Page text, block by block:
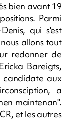
bien avant 19
Parmi
qui s'est
allons tout
redonner de
Bareigts,
candidate aux
a
maintenan".
et les autres